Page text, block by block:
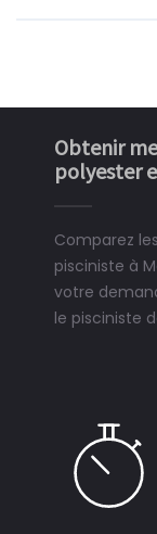
Obtenir
polyester
Comparez
pisciniste à
votre
le pisciniste